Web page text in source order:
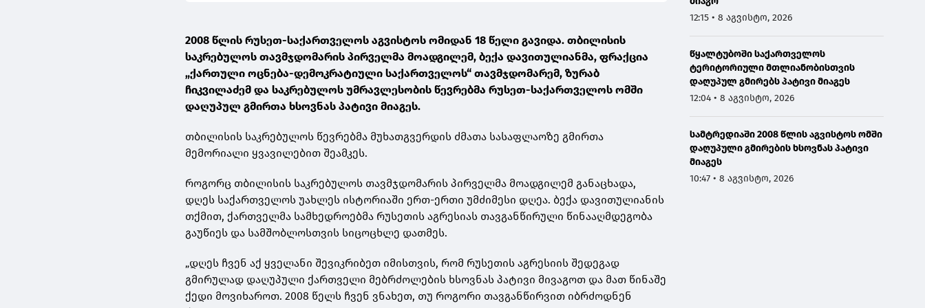
2008 წლის რუსეთ-საქართველოს აგვისტოს ომიდან 18 წელი გავიდა. თბილისის
საკრებულოს თავმჯდომარის პირველმა მოადგილემ, ბექა დავითულიანმა, ფრაქცია
„ქართული ოცნება-დემოკრატიული საქართველოს“ თავმჯდომარემ, ზურაბ
ჩიკვილაძემ და საკრებულოს უმრავლესობის წევრებმა რუსეთ-საქართველოს ომში
დაღუპულ გმირთა ხსოვნას პატივი მიაგეს.
თბილისის საკრებულოს წევრებმა მუხათგვერდის ძმათა სასაფლაოზე გმირთა
მემორიალი ყვავილებით შეამკეს.
როგორც თბილისის საკრებულოს თავმჯდომარის პირველმა მოადგილემ განაცხადა,
დღეს საქართველოს უახლეს ისტორიაში ერთ-ერთი უმძიმესი დღეა. ბექა დავითულიანის
თქმით, ქართველმა სამხედროებმა რუსეთის აგრესიას თავგანწირული წინააღმდეგობა
გაუწიეს და სამშობლოსთვის სიცოცხლე დათმეს.
„დღეს ჩვენ აქ ყველანი შევიკრიბეთ იმისთვის, რომ რუსეთის აგრესიის შედეგად
გმირულად დაღუპული ქართველი მებრძოლების ხსოვნას პატივი მივაგოთ და მათ წინაშე
ქედი მოვიხაროთ. 2008 წელს ჩვენ ვნახეთ, თუ როგორი თავგანწირვით იბრძოდნენ
12:15 • 8 აგვისტო, 2026
წყალტუბოში საქართველოს
ტერიტორიული მთლიანობისთვის
დაღუპულ გმირებს პატივი მიაგეს
12:04 • 8 აგვისტო, 2026
სამტრედიაში 2008 წლის აგვისტოს ომში
დაღუპული გმირების ხსოვნას პატივი
მიაგეს
10:47 • 8 აგვისტო, 2026